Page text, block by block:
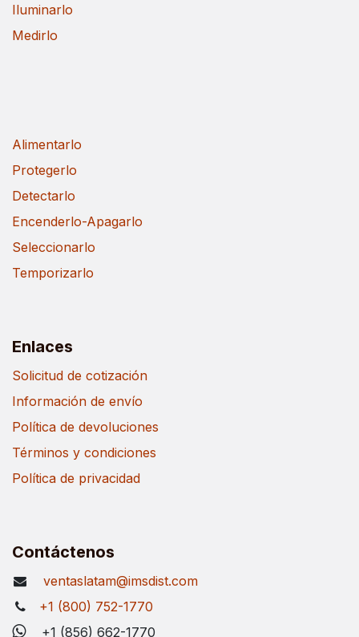
Iluminarlo
Medirlo
Alimentarlo
Protegerlo
Detectarlo
Encenderlo-Apagarlo
Seleccionarlo
Temporizarlo
Enlaces
Solicitud de cotización
Información de envío
Política de devoluciones
Términos y condiciones
Política de privacidad
Contáctenos
ventaslatam@imsdist.com
+1 (800) 752-1770
+1 (856) 662-1770